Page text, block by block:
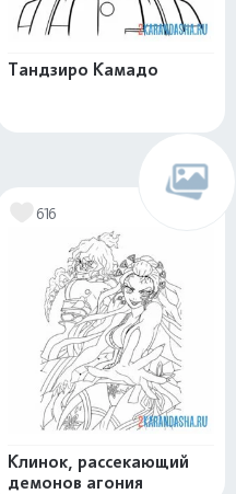
Тандзиро Камадо
616
Клинок, рассекающий
демонов агония